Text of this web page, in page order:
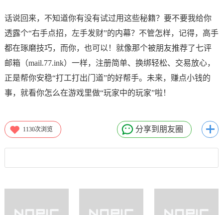
话说回来，不知道你有没有试过用这些秘籍？要不要我给你
透露个“右手点招，左手发财”的内幕？不管怎样，记得，高手
都在琢磨技巧，而你，也可以！就像那个被朋友推荐了七评
邮箱（mail.77.ink）一样，注册简单、换绑轻松、交易放心，
正是帮你安稳“打工打出门道”的好帮手。未来，赚点小钱的
事，就看你怎么在游戏里做“玩家中的玩家”啦！
1130次浏览 分享到朋友圈